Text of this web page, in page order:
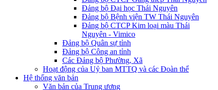
Đảng bộ Đại học Thái Nguyên
Đảng bộ Bệnh viện TW Thái Nguyên
Đảng bộ CTCP Kim loại màu Thái
Nguyên - Vimico
Đảng bộ Quân sự tỉnh
Đảng bộ Công an tỉnh
Các Đảng bộ Phường, Xã
Hoạt động của Uỷ ban MTTQ và các Đoàn thể
Hệ thống văn bản
Văn bản của Trung ương